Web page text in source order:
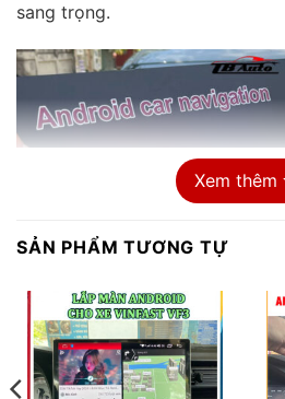
sang trọng.
Xem thêm
SẢN PHẨM TƯƠNG TỰ